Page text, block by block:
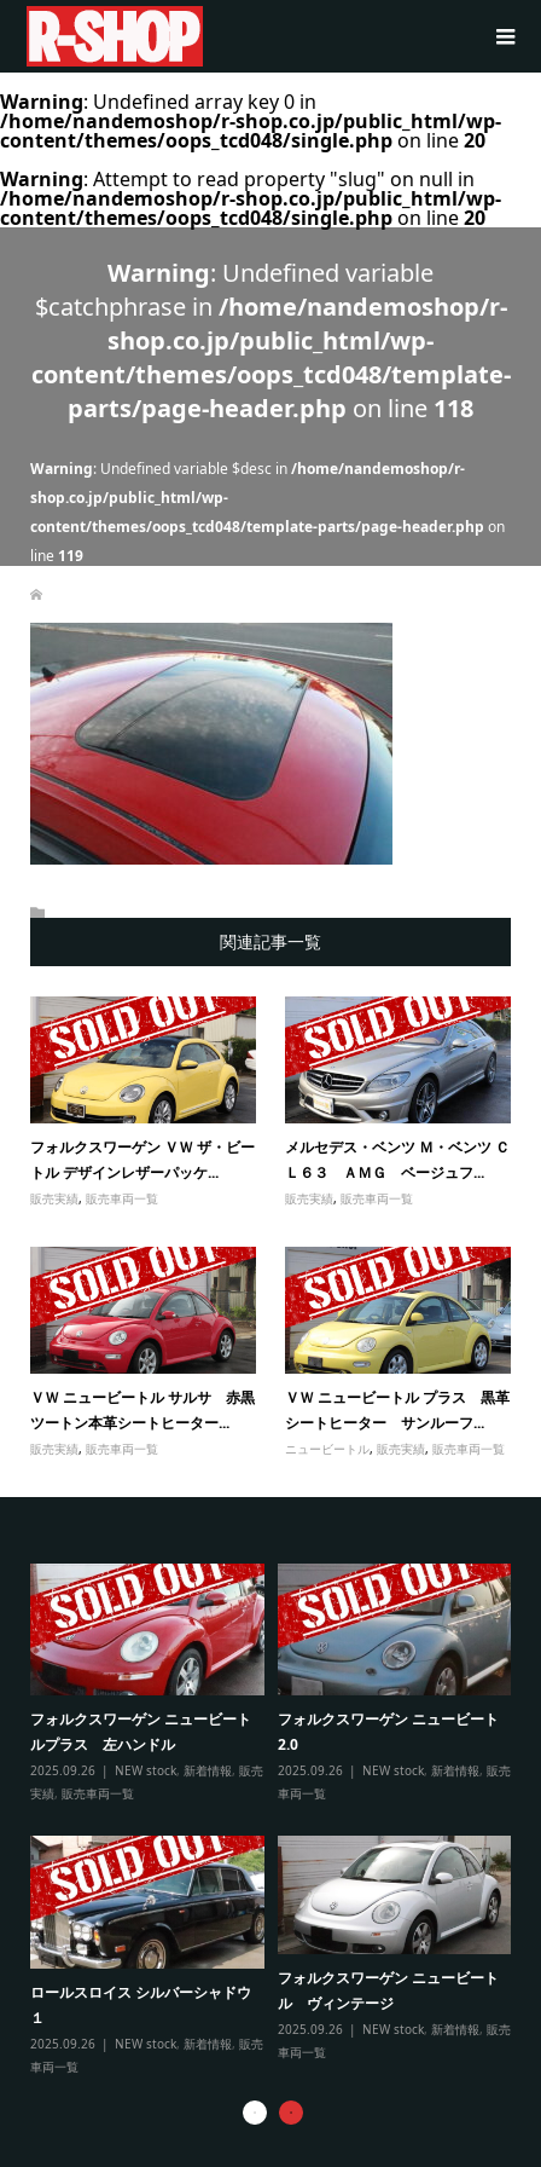
Warning: Undefined array key 0 in
/home/nandemoshop/r-shop.co.jp/public_html/wp-
content/themes/oops_tcd048/single.phpon line20
Warning: Attempt to read property "slug" on null in
/home/nandemoshop/r-shop.co.jp/public_html/wp-
content/themes/oops_tcd048/single.phpon line20
Warning: Undefined variable
$catchphrase in /home/nandemoshop/r-
shop.co.jp/public_html/wp-
content/themes/oops_tcd048/template-
parts/page-header.php on line 118
Warning: Undefined variable $desc in/home/nandemoshop/r-
shop.co.jp/public_html/wp-
content/themes/oops_tcd048/template-parts/page-header.php on
line 119
関連記事一覧
フォルクスワーゲン ＶＷ ザ・ビー
トル デザインレザーパッケ...
販売実績, 販売車両一覧
メルセデス・ベンツ Ｍ・ベンツ Ｃ
Ｌ６３ ＡＭＧ ベージュフ...
販売実績,販売車両一覧
ＶＷ ニュービートル サルサ 赤黒
ツートン本革シートヒーター...
販売実績, 販売車両一覧
ＶＷ ニュービートル プラス 黒革
シートヒーター サンルーフ...
ニュービートル,販売実績,販売車両一覧
フォルクスワーゲン ニュービート
ルプラス 左ハンドル
2025.09.26 NEW stock, 新着情報, 販売
実績, 販売車両一覧
フォルクスワーゲン ニュービート
2.0
2025.09.26 NEW stock, 新着情報, 販売
車両一覧
ロールスロイス シルバーシャドウ
１
2025.09.26 NEW stock, 新着情報, 販売
車両一覧
フォルクスワーゲン ニュービート
ル ヴィンテージ
2025.09.26 NEW stock, 新着情報, 販売
車両一覧